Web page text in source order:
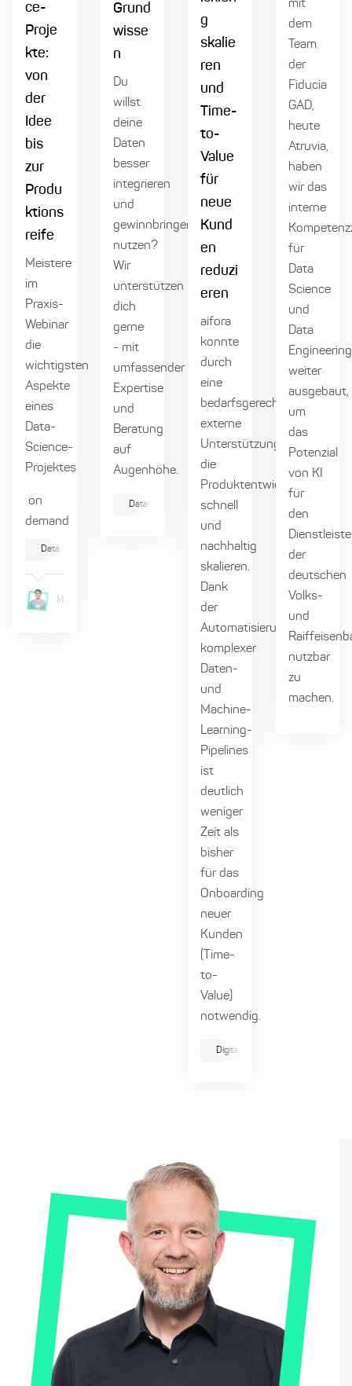
ce-
Proje
kte:
von
der
Idee
bis
zur
Produ
ktions
reife
Meistere
im
Praxis-
Webinar
die
wichtigsten
Aspekte
eines
Data-
Science-
Projektes
on
demand
Data Science
Marcel Niehoff
Grund
wisse
n
Du
willst
deine
Daten
besser
integrieren
und
gewinnbringend
nutzen?
Wir
unterstützen
dich
gerne
- mit
umfassender
Expertise
und
Beratung
auf
Augenhöhe.
Data Künstliche Intelligenz
g
skalie
ren
und
Time-
to-
Value
für
neue
Kund
en
reduzi
eren
aifora
konnte
durch
eine
bedarfsgerechte
externe
Unterstützung
die
Produktentwicklung
schnell
und
nachhaltig
skalieren.
Dank
der
Automatisierung
komplexer
Daten-
und
Machine-
Learning-
Pipelines
ist
deutlich
weniger
Zeit als
bisher
für das
Onboarding
neuer
Kunden
(Time-
to-
Value)
notwendig.
Digitale Produktentwicklung
mit
dem
Team
der
Fiducia
GAD,
heute
Atruvia,
haben
wir das
interne
für
Data
Science
und
Data
Engineering
weiter
ausgebaut,
um
das
Potenzial
von KI
für
den
der
deutschen
Volks-
und
nutzbar
zu
machen.